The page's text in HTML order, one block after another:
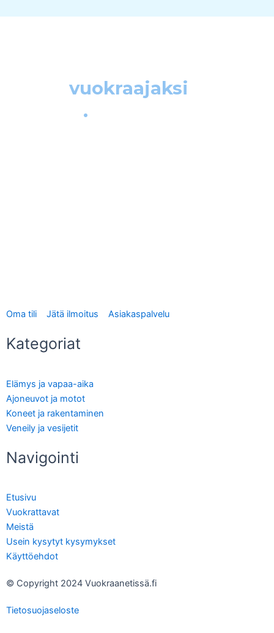
vuokraajaksi
.
Oma tili Jätä ilmoitus Asiakaspalvelu
Kategoriat
Elämys ja vapaa-aika
Ajoneuvot ja motot
Koneet ja rakentaminen
Veneily ja vesijetit
Navigointi
Etusivu
Vuokrattavat
Meistä
Usein kysytyt kysymykset
Käyttöehdot
© Copyright 2024 Vuokraanetissä.fi
Tietosuojaseloste